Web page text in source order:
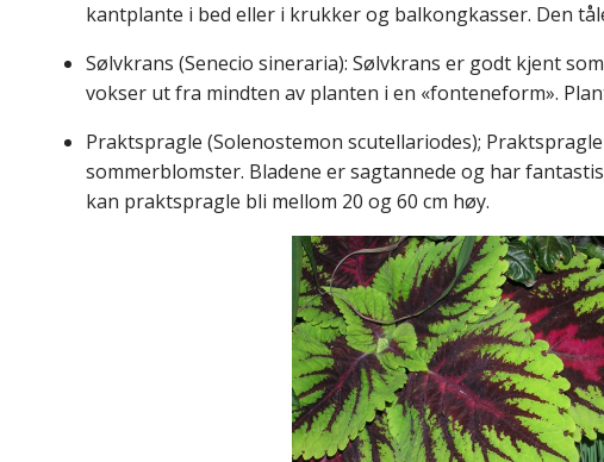
kantplante i bed eller i krukker og balkongkasser. Den
Sølvkrans (Senecio sineraria): Sølvkrans er godt kjent
vokser ut fra mindten av planten i en «fonteneform».
Praktspragle (Solenostemon scutellariodes);
sommerblomster. Bladene er sagtannede og har
kan praktspragle bli mellom 20 og 60 cm høy.